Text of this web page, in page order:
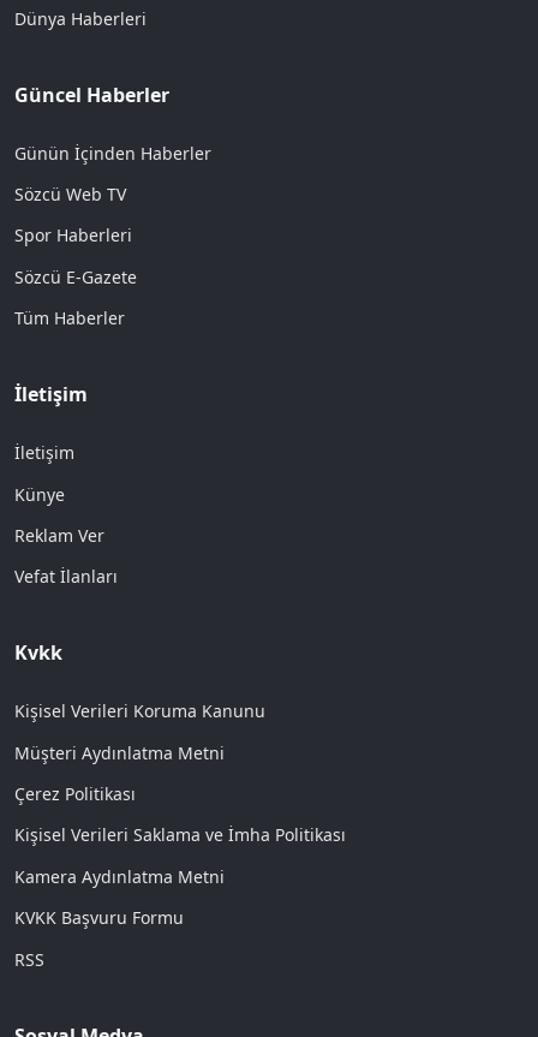
Dünya Haberleri
Güncel Haberler
Günün İçinden Haberler
Sözcü Web TV
Spor Haberleri
Sözcü E-Gazete
Tüm Haberler
İletişim
İletişim
Künye
Reklam Ver
Vefat İlanları
Kvkk
Kişisel Verileri Koruma Kanunu
Müşteri Aydınlatma Metni
Çerez Politikası
Kişisel Verileri Saklama ve İmha Politikası
Kamera Aydınlatma Metni
KVKK Başvuru Formu
RSS